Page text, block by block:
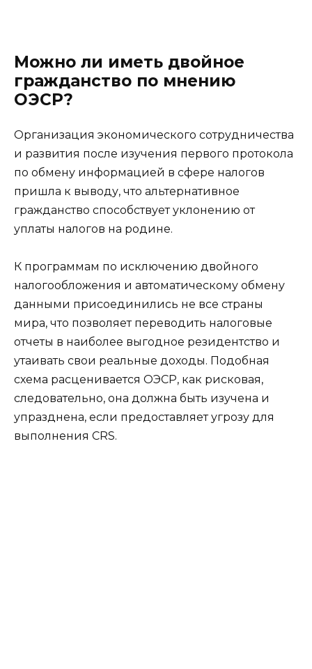
Можно ли иметь двойное
гражданство по мнению
ОЭСР?
Организация экономического сотрудничества
и развития после изучения первого протокола
по обмену информацией в сфере налогов
пришла к выводу, что альтернативное
гражданство способствует уклонению от
уплаты налогов на родине.
К программам по исключению двойного
налогообложения и автоматическому обмену
данными присоединились не все страны
мира, что позволяет переводить налоговые
отчеты в наиболее выгодное резидентство и
утаивать свои реальные доходы. Подобная
схема расценивается ОЭСР, как рисковая,
следовательно, она должна быть изучена и
упразднена, если предоставляет угрозу для
выполнения CRS.